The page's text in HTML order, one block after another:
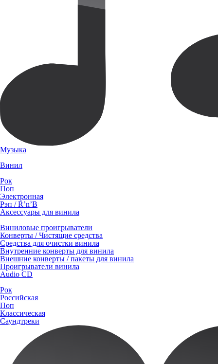
Музыка
Винил
Рок
Поп
Электронная
Рэп / R’n’B
Аксессуары для винила
Виниловые проигрыватели
Конверты / Чистящие средства
Средства для очистки винила
Внутренние конверты для винила
Внешние конверты / пакеты для винила
Проигрыватели винила
Audio CD
Рок
Российская
Поп
Классическая
Саундтреки